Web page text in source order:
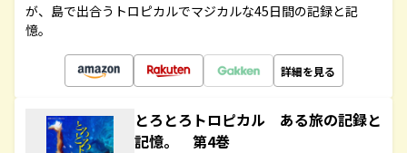
が、島で出合うトロピカルでマジカルな45日間の記録と記
憶。
詳細を見る
とろとろトロピカル ある旅の記録と
記憶。 第4巻